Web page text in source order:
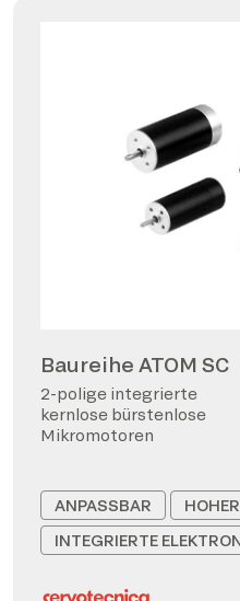
Baureihe ATOM SC
2-polige integrierte
kernlose bürstenlose
Mikromotoren
ANPASSBAR
INTEGRIERTE